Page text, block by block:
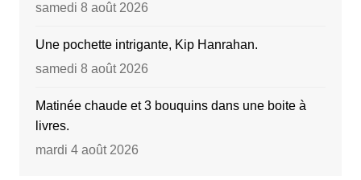
samedi 8 août 2026
Une pochette intrigante, Kip Hanrahan.
samedi 8 août 2026
Matinée chaude et 3 bouquins dans une boite à
livres.
mardi 4 août 2026